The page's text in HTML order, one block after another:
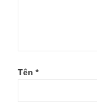
Tên *